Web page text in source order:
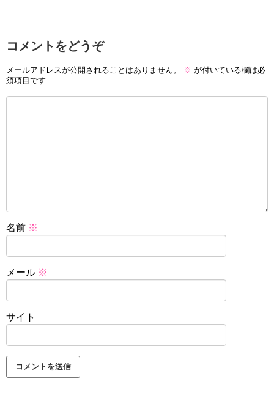
コメントをどうぞ
メールアドレスが公開されることはありません。 ※ が付いている欄は必
須項目です
名前 ※
メール ※
サイト